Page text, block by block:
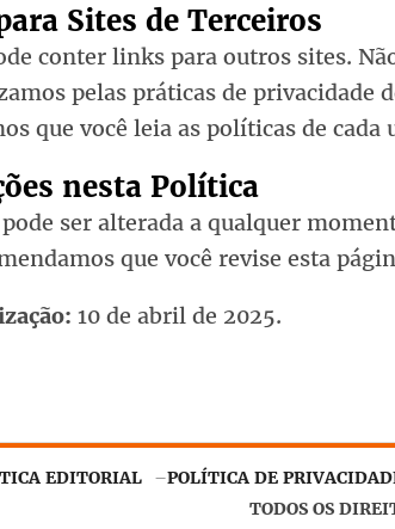
Sites de Terceiros
conter links para outros sites.
pelas práticas de privacidade
que você leia as políticas de cada
nesta Política
ser alterada a qualquer
que você revise esta
10 de abril de 2025.
EDITORIAL POLÍTICA DE
TODOS OS
para garantir o funcionamento